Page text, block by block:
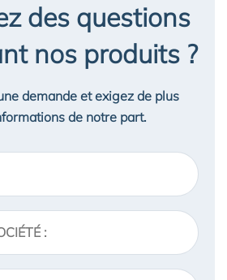
des questions
nos produits ?
demande et exigez de plus
de notre part.